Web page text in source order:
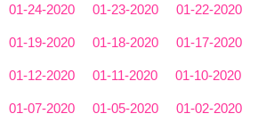
01-24-2020 01-23-2020 01-22-2020
01-19-2020 01-18-2020 01-17-2020
01-12-2020 01-11-2020 01-10-2020
01-07-2020 01-05-2020 01-02-2020